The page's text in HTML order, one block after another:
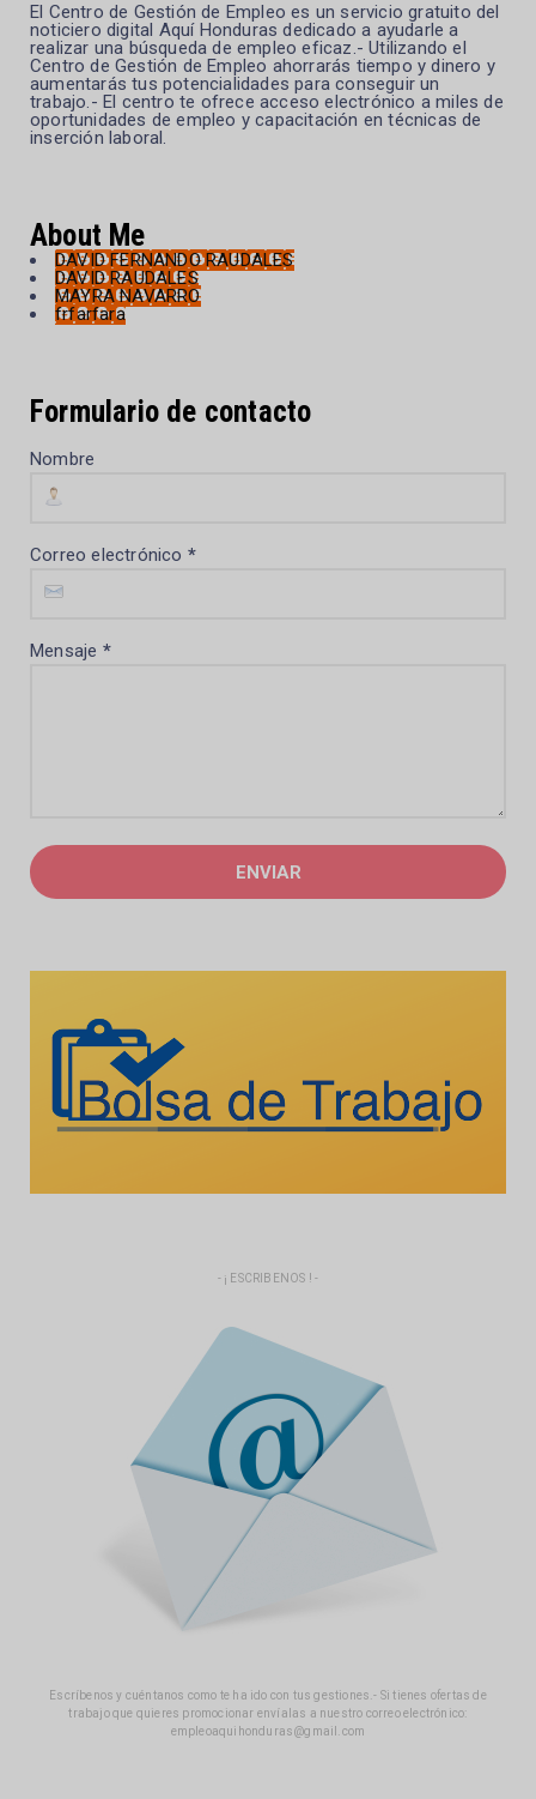
El Centro de Gestión de Empleo es un servicio gratuito del
noticiero digital Aquí Honduras dedicado a ayudarle a
realizar una búsqueda de empleo eficaz.- Utilizando el
Centro de Gestión de Empleo ahorrarás tiempo y dinero y
aumentarás tus potencialidades para conseguir un
trabajo.- El centro te ofrece acceso electrónico a miles de
oportunidades de empleo y capacitación en técnicas de
inserción laboral.
About Me
DAVID FERNANDO RAUDALES
DAVID RAUDALES
MAYRA NAVARRO
frfarfara
Formulario de contacto
Nombre
Correo electrónico *
Mensaje *
- ¡ ESCRIBENOS ! -
Escríbenos y cuéntanos como te ha ido con tus gestiones.- Si tienes ofertas de
trabajo que quieres promocionar envíalas a nuestro correo electrónico:
empleoaquihonduras@gmail.com